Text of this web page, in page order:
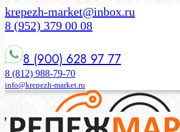
krepezh-market@inbox.ru
8 (952) 379 00 08
8 (900) 628 97 77
8 (812) 988-79-70
info@krepezh-market.ru